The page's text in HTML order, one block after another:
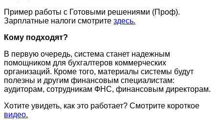
Пример работы с Готовыми решениями (Проф).
Зарплатные налоги смотрите здесь.
Кому подходят?
В первую очередь, система станет надежным
помощником для бухгалтеров коммерческих
организаций. Кроме того, материалы системы будут
полезны и другим финансовым специалистам:
аудиторам, сотрудникам ФНС, финансовым директорам.
Хотите увидеть, как это работает? Смотрите короткое
видео.